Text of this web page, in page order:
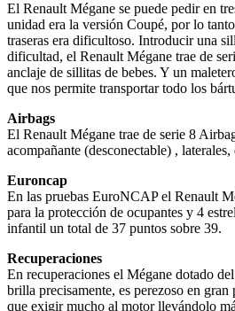
El Renault Mégane se puede pedir en
unidad era la versión Coupé, por lo
traseras era dificultoso. Introducir una
dificultad, el Renault Mégane trae de
anclaje de sillitas de bebes. Y un
que nos permite transportar todo los
Airbags
El Renault Mégane trae de serie 8
acompañante (desconectable) ,
Euroncap
En las pruebas EuroNCAP el Renault
para la protección de ocupantes y 4
infantil un total de 37 puntos sobre 39.
Recuperaciones
En recuperaciones el Mégane dotado
brilla precisamente, es perezoso en
que exigir mucho al motor llevándolo